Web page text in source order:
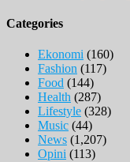
Categories
Ekonomi (160)
Fashion (117)
Food (144)
Health (287)
Lifestyle (328)
Music (44)
News (1,207)
Opini (113)